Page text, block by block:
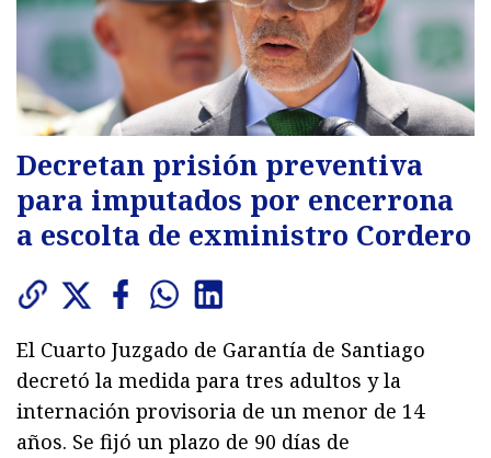
Decretan prisión preventiva
para imputados por encerrona
a escolta de exministro Cordero
El Cuarto Juzgado de Garantía de Santiago
decretó la medida para tres adultos y la
internación provisoria de un menor de 14
años. Se fijó un plazo de 90 días de